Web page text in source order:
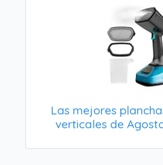
Las mejores
verticales de